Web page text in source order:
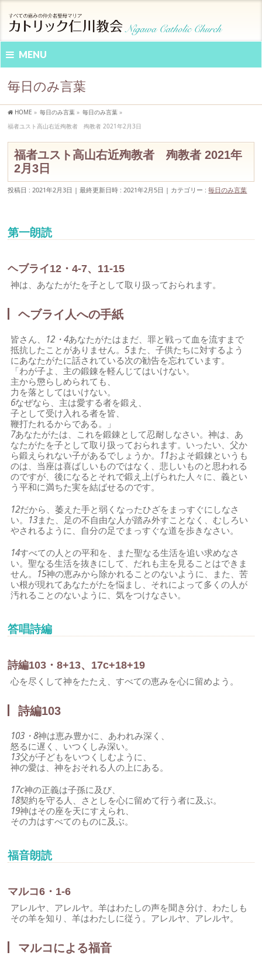
MENU
毎日のみ言葉
HOME » 毎日のみ言葉 » 毎日のみ言葉 »
福者ユスト高山右近殉教者 殉教者 2021年2月3日
福者ユスト高山右近殉教者 殉教者 2021年
2月3日
投稿日 : 2021年2月3日 最終更新日時 : 2021年2月5日 カテゴリー :毎日のみ言葉
第一朗読
ヘブライ12・4-7、11-15
神は、あなたがたを子として取り扱っておられます。
ヘブライ人への手紙
皆さん、 12・4あなたがたはまだ、罪と戦って血を流すまで
抵抗したことがありません。5また、子供たちに対するよう
にあなたがたに話されている次の勧告を忘れています。
「わが子よ、主の鍛錬を軽んじてはいけない。
主から懲らしめられても、
力を落としてはいけない。
6なぜなら、主は愛する者を鍛え、
子として受け入れる者を皆、
鞭打たれるからである。」
7あなたがたは、これを鍛錬として忍耐しなさい。神は、あ
なたがたを子として取り扱っておられます。いったい、父か
ら鍛えられない子があるでしょうか。 11およそ鍛錬というも
のは、当座は喜ばしいものではなく、悲しいものと思われる
のですが、後になるとそれで鍛え上げられた人々に、義とい
う平和に満ちた実を結ばせるのです。
12だから、萎えた手と弱くなったひざをまっすぐにしなさ
い。 13また、足の不自由な人が踏み外すことなく、むしろい
やされるように、自分の足でまっすぐな道を歩きなさい。
14すべての人との平和を、また聖なる生活を追い求めなさ
い。聖なる生活を抜きにして、だれも主を見ることはできま
せん。 15神の恵みから除かれることのないように、また、苦
い根が現れてあなたがたを悩まし、それによって多くの人が
汚れることのないように、気をつけなさい。
答唱詩編
詩編103・8+13、17c+18+19
心を尽くして神をたたえ、すべての恵みを心に留めよう。
詩編103
103・8神は恵み豊かに、あわれみ深く、
怒るに遅く、いつくしみ深い。
13父が子どもをいつくしむように、
神の愛は、神をおそれる人の上にある。
17c神の正義は子孫に及び、
18契約を守る人、さとしを心に留めて行う者に及ぶ。
19神はその座を天にすえられ、
その力はすべてのものに及ぶ。
福音朗読
マルコ6・1-6
アレルヤ、アレルヤ。羊はわたしの声を聞き分け、わたしも
その羊を知り、羊はわたしに従う。アレルヤ、アレルヤ。
マルコによる福音